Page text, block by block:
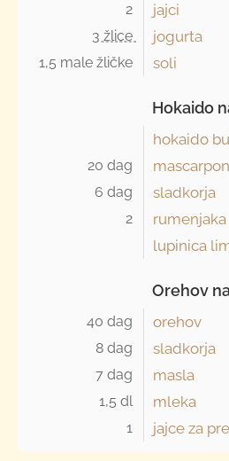
2 jajci
3 žlice jogurta
1,5 male žličke soli
Hokaido
hokaido
20 dag
6 dag sladkorja
2
rumenjaka
lupinica
Orehov
40 dag orehov
8 dag sladkorja
7 dag masla
1,5 dl mleka
1 jajce za